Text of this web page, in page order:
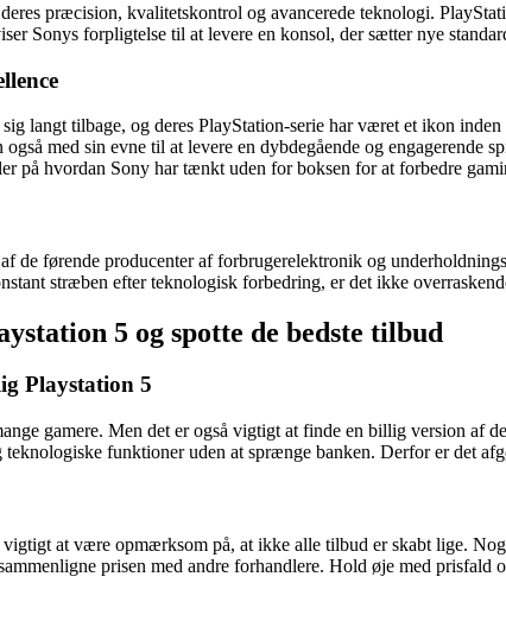
præcision, kvalitetskontrol og avancerede teknologi.
Sonys forpligtelse til at levere en konsol, der sætter nye
langt tilbage, og deres PlayStation-serie har været et ikon
med sin evne til at levere en dybdegående og engagerende
på hvordan Sony har tænkt uden for boksen for at forbedre
de førende producenter af forbrugerelektronik og
stræben efter teknologisk forbedring, er det ikke
5 og spotte de bedste tilbud
Playstation 5
gamere. Men det er også vigtigt at finde en billig version
funktioner uden at sprænge banken. Derfor er det
at være opmærksom på, at ikke alle tilbud er skabt lige.
prisen med andre forhandlere. Hold øje med